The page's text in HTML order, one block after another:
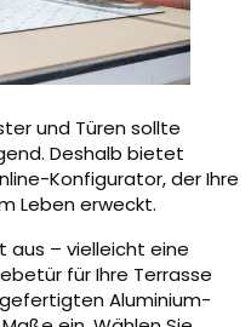
und Türen sollte
Deshalb bietet
Konfigurator, der Ihre
Leben erweckt.
aus – vielleicht eine
für Ihre Terrasse
Aluminium-